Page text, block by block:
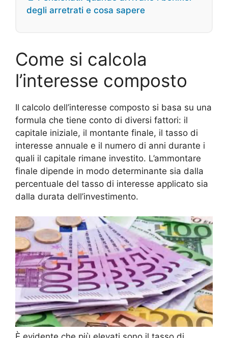
degli arretrati e cosa sapere
Come si calcola
l’interesse composto
Il calcolo dell’interesse composto si basa su una
formula che tiene conto di diversi fattori: il
capitale iniziale, il montante finale, il tasso di
interesse annuale e il numero di anni durante i
quali il capitale rimane investito. L’ammontare
finale dipende in modo determinante sia dalla
percentuale del tasso di interesse applicato sia
dalla durata dell’investimento.